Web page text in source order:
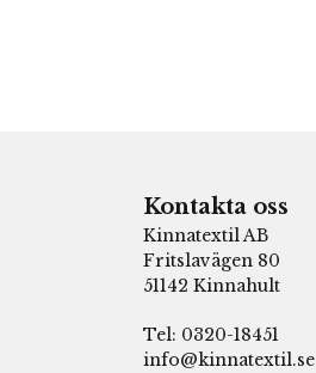
Kontakta oss
Kinnatextil AB
Fritslavägen 80
51142 Kinnahult
Tel: 0320-18451
info@kinnatextil.se